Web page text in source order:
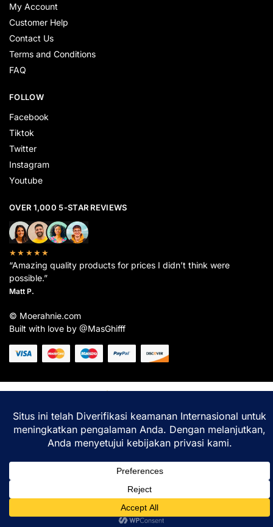
My Account
Customer Help
Contact Us
Terms and Conditions
FAQ
FOLLOW
Facebook
Tiktok
Twitter
Instagram
Youtube
OVER 1,000 5-STAR REVIEWS
★★★★★
“Amazing quality products for prices I didn’t think were
possible.”
Matt P.
© Moerahnie.com
Built with love by @MasGhifff
Lacak
Moerahnie.com
pengalaman belanja terbaik Anda.